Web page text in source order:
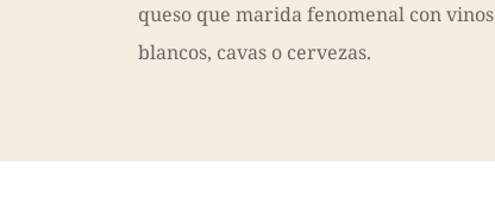
queso que marida fenomenal con vinos
blancos, cavas o cervezas.